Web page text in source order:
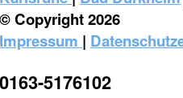
© Copyright 2026
Impressum |
0163-5176102